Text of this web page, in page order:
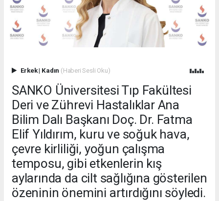
Erkek| Kadın (Haberi Sesli Oku)
SANKO Üniversitesi Tıp Fakültesi
Deri ve Zührevi Hastalıklar Ana
Bilim Dalı Başkanı Doç. Dr. Fatma
Elif Yıldırım, kuru ve soğuk hava,
çevre kirliliği, yoğun çalışma
temposu, gibi etkenlerin kış
aylarında da cilt sağlığına gösterilen
özeninin önemini artırdığını söyledi.